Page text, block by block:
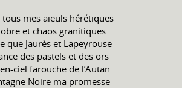
tous mes aïeuls hérétiques
et chaos granitiques
que Jaurès et Lapeyrouse
des pastels et des ors
ciel farouche de l’Autan
Noire ma promesse